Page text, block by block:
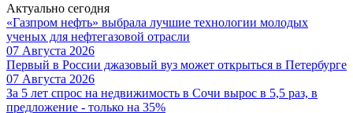
Актуально сегодня
«Газпром нефть» выбрала лучшие технологии молодых
ученых для нефтегазовой отрасли
07 Августа 2026
Первый в России джазовый вуз может открыться в Петербурге
07 Августа 2026
За 5 лет спрос на недвижимость в Сочи вырос в 5,5 раз, в
предложение - только на 35%